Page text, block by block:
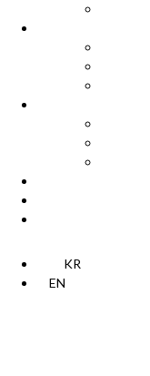
KR
EN